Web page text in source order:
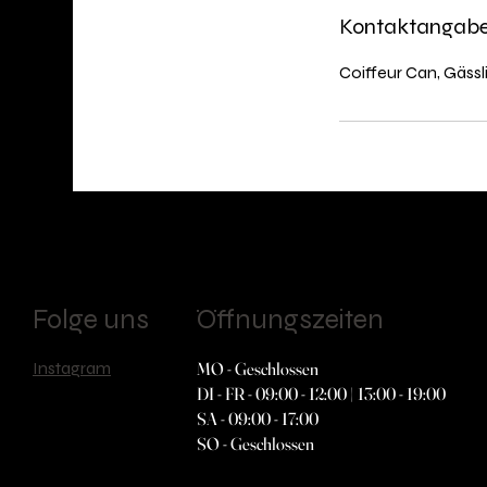
Coif­feur Can,
Folge uns
Instagram
Öffnungszeiten
MO - Geschlossen
DI - FR - 09:00 - 12:00 | 13:00 - 19:00
SA - 09:00 - 17:00
SO - Geschlossen